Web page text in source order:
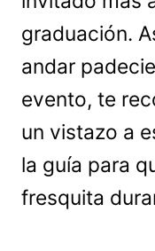
graduación.
andar
evento, te
un vistazo a
la guía para
fresquita